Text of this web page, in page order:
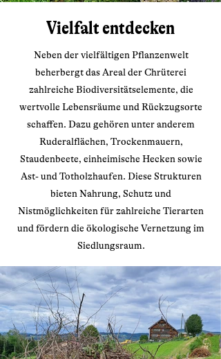
Vielfalt entdecken
Neben der vielfältigen Pflanzenwelt
beherbergt das Areal der Chrüterei
zahlreiche Biodiversitätselemente, die
wertvolle Lebensräume und Rückzugsorte
schaffen. Dazu gehören unter anderem
Ruderalflächen, Trockenmauern,
Staudenbeete, einheimische Hecken sowie
Ast- und Totholzhaufen. Diese Strukturen
bieten Nahrung, Schutz und
Nistmöglichkeiten für zahlreiche Tierarten
und fördern die ökologische Vernetzung im
Siedlungsraum.